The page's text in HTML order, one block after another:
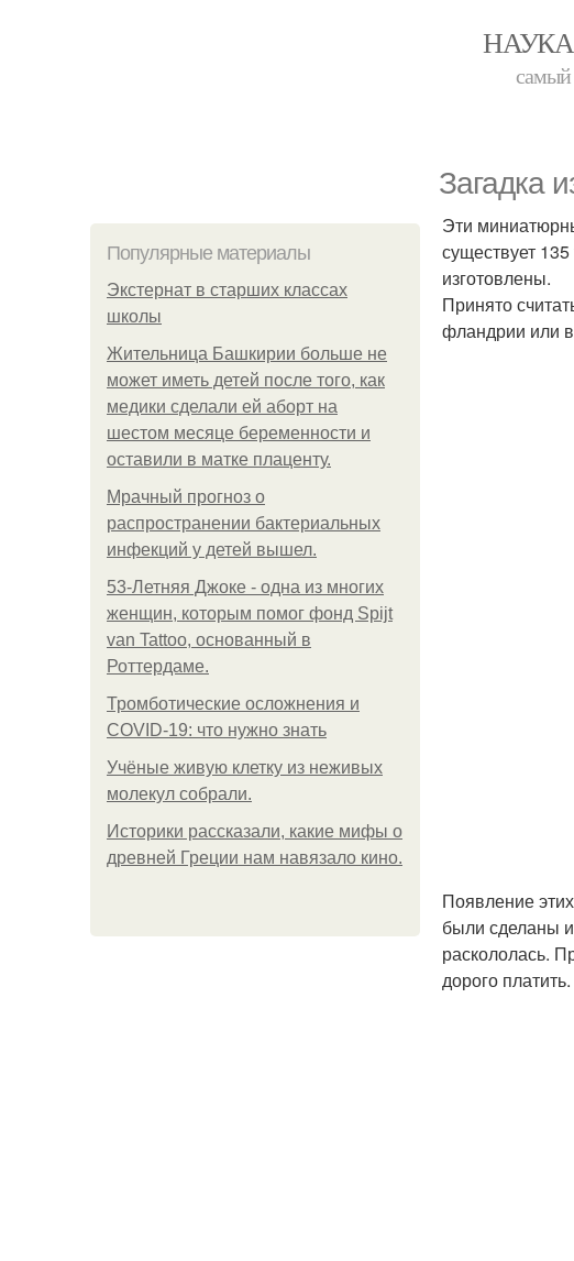
самый
Загадка
Популярные материалы
Экстернат в старших классах
школы
Жительница Башкирии больше не
может иметь детей после того, как
медики сделали ей аборт на
шестом месяце беременности и
оставили в матке плаценту.
Мрачный прогноз о
распространении бактериальных
инфекций у детей вышел.
53-Летняя Джоке - одна из многих
женщин, которым помог фонд Spijt
van Tattoo, основанный в
Роттердаме.
Тромботические осложнения и
COVID-19: что нужно знать
Учёные живую клетку из неживых
молекул собрали.
Историки рассказали, какие мифы о
древней Греции нам навязало кино.
Эти
существует
изготовлены.
Принято
фландрии или
Появление
были сделаны
раскололась.
дорого